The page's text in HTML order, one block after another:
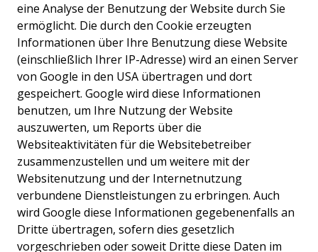
eine Analyse der Benutzung der Website durch Sie
ermöglicht. Die durch den Cookie erzeugten
Informationen über Ihre Benutzung diese Website
(einschließlich Ihrer IP-Adresse) wird an einen Server
von Google in den USA übertragen und dort
gespeichert. Google wird diese Informationen
benutzen, um Ihre Nutzung der Website
auszuwerten, um Reports über die
Websiteaktivitäten für die Websitebetreiber
zusammenzustellen und um weitere mit der
Websitenutzung und der Internetnutzung
verbundene Dienstleistungen zu erbringen. Auch
wird Google diese Informationen gegebenenfalls an
Dritte übertragen, sofern dies gesetzlich
vorgeschrieben oder soweit Dritte diese Daten im